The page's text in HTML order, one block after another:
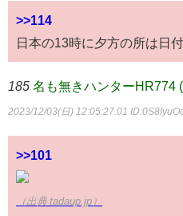
>>114
日本の13時に夕方の所は日
185 名も無きハンターHR774
2023/12/03(日) 12:05:27.01
>>101
（出典 tadaup.jp）